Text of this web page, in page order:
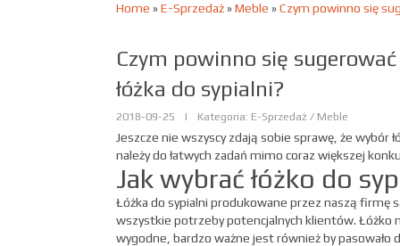
Home »E-Sprzedaż»Meble »Czym powinno się
Czym powinno się
łóżka do sypialni?
2018-09-25 | Kategoria: E-Sprzedaż / Meble
Jeszcze nie wszyscy zdają sobie sprawę, że wybór
należy do łatwych zadań mimo coraz większej
Jak wybrać łóżko do
Łóżka do sypialni produkowane przez naszą firmę
wszystkie potrzeby potencjalnych klientów. Łóżko
wygodne, bardzo ważne jest również by pasowało